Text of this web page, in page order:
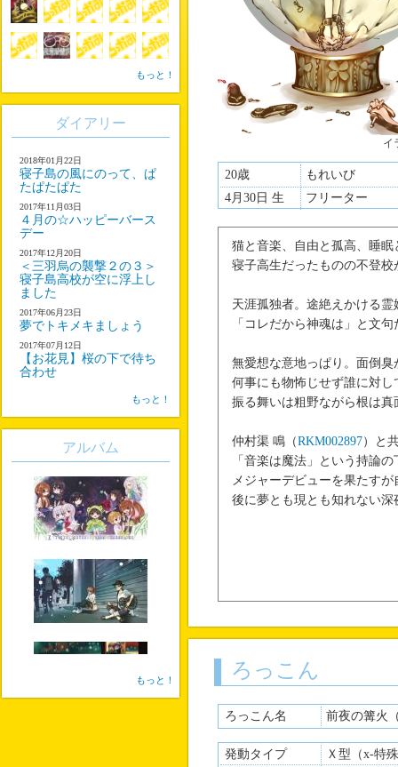
イ
20歳
もれいび
4月30日 生
フリーター
猫と音楽、自由と孤高、睡
寝子高生だったものの不登
天涯孤独者。途絶えかける
「コレだから神魂は」と文
無愛想な意地っぱり。面倒
何事にも物怖じせず誰に対
振る舞いは粗野ながら根は
仲村渠 鳴（RKM002897）と
「音楽は魔法」という持論
メジャーデビューを果たす
後に夢とも現とも知れない
ろっこん
ろっこん名 前夜の篝火
発動タイプ
Ｘ型（x-特
もっと！
ダイアリー
2018年01月22日
寝子島の風にのって、ぱ
たぱたぱた
2017年11月03日
４月の☆ハッピーバース
デー
2017年12月20日
＜三羽烏の襲撃２の３＞
寝子島高校が空に浮上し
ました
2017年06月23日
夢でトキメキましょう
2017年07月12日
【お花見】桜の下で待ち
合わせ
もっと！
アルバム
もっと！